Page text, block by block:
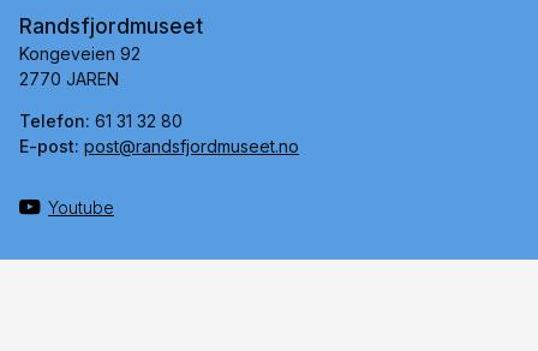
Randsfjordmuseet
Kongeveien 92
2770 JAREN
Telefon: 61 31 32 80
E-post: post@randsfjordmuseet.no
Youtube